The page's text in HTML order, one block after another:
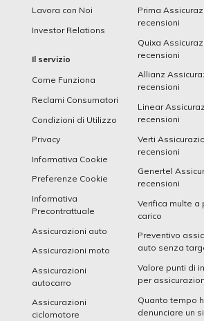
Lavora con Noi
Investor Relations
Il servizio
Come Funziona
Reclami Consumatori
Condizioni di Utilizzo
Privacy
Informativa Cookie
Preferenze Cookie
Informativa
Precontrattuale
Assicurazioni auto
Assicurazioni moto
Assicurazioni
autocarro
Assicurazioni
ciclomotore
Prima
recensioni
Quixa
recensioni
Allianz
recensioni
Linear
recensioni
Verti
recensioni
Genertel
recensioni
Verifica multe a
carico
Preventivo
auto senza
Valore punti di
per
Quanto tempo
denunciare un